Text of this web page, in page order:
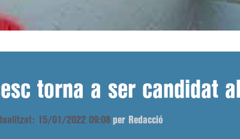
torna a ser candidat
15/01/2022 09:08 per Redacció